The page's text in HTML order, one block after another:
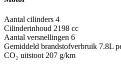
Aantal cilinders 4
Cilinderinhoud 2198 cc
Aantal versnellingen 6
Gemiddeld brandstofverbruik 7.8L
CO₂ uitstoot 207 g/km